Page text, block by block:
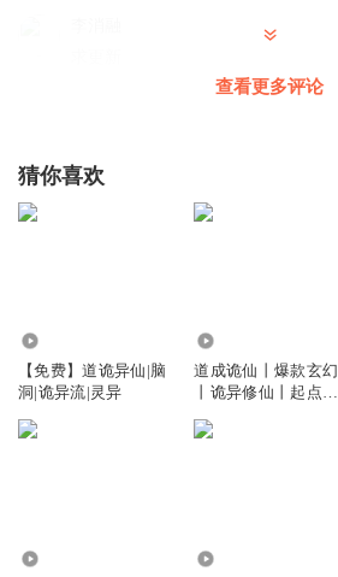
后面不多了，看小说吧
无指拳心剑
查看更多评论
猜你喜欢
【免费】道诡异仙|脑
洞|诡异流|灵异
道成诡仙丨爆款玄幻
丨诡异修仙丨起点道
多人有声剧